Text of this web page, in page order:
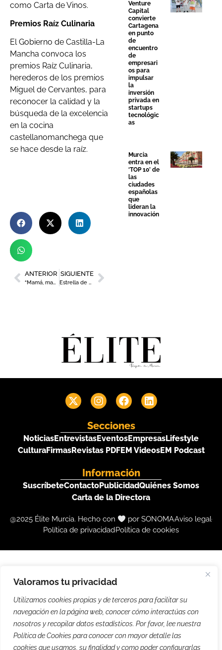
Valoramos tu privacidad
Utilizamos cookies propias y de terceros para facilitar su
navegación en la página web, conocer cómo interactúas con
nosotros y recopilar datos estadísticos. Por favor, lee nuestra
Política de Cookies para conocer con mayor detalle las
cookies que usamos, su finalidad y como poder configurarlas
como Carta de Vinos.
Premios Raíz Culinaria
El Gobierno de Castilla-La
Mancha convoca los
premios Raíz Culinaria,
herederos de los premios
Miguel de Cervantes, para
reconocer la calidad y la
búsqueda de la excelencia
en la cocina
castellanomanchega que
se hace desde la raíz.
ANTERIOR
“Mamá, mamá, mamá”, una exposición fotográfica liderada por Rocío Kunst
SIGUIENTE
Estrella de Levante será patrocinador oficial de Carthagineses y Romanos durante los próximos siete años
Venture
Capital
convierte
Cartagena
en punto
de
encuentro
de
empresari
os para
impulsar
la
inversión
privada en
startups
tecnológic
as
Murcia
entra en el
‘TOP 10’ de
las
ciudades
españolas
que
lideran la
innovación
Secciones
NoticiasEntrevistasEventosEmpresasLifestyle
CulturaFirmasRevistas PDFEM VideosEM Podcast
Información
SuscríbeteContactoPublicidadQuiénes Somos
Carta de la Directora
@2025 Élite Murcia. Hecho con por SONOMAAviso legal
Política de privacidadPolítica de cookies